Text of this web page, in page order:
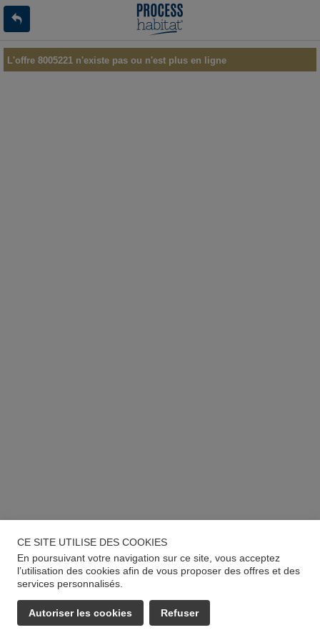
L'offre 8005221 n'existe pas ou n'est plus en ligne
CE SITE UTILISE DES COOKIES
En poursuivant votre navigation sur ce site, vous acceptez
l’utilisation des cookies afin de vous proposer des offres et des
services personnalisés.
Autoriser les cookies Refuser